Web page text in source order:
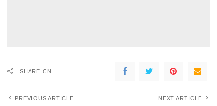
SHARE ON
PREVIOUS ARTICLE NEXT ARTICLE